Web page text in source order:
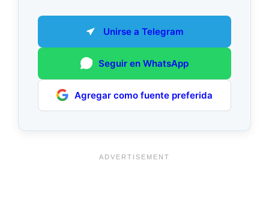
Unirse a Telegram
Seguir en WhatsApp
Agregar como fuente preferida